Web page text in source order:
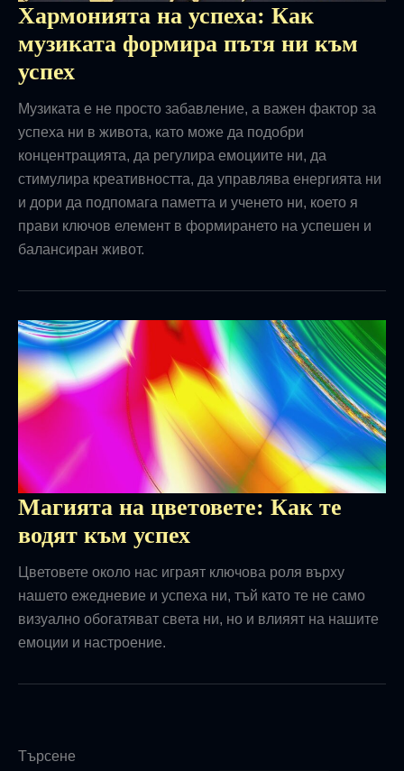
Хармонията на успеха: Как
музиката формира пътя ни към
успех
Музиката е не просто забавление, а важен фактор за
успеха ни в живота, като може да подобри
концентрацията, да регулира емоциите ни, да
стимулира креативността, да управлява енергията ни
и дори да подпомага паметта и ученето ни, което я
прави ключов елемент в формирането на успешен и
балансиран живот.
Магията на цветовете: Как те
водят към успех
Цветовете около нас играят ключова роля върху
нашето ежедневие и успеха ни, тъй като те не само
визуално обогатяват света ни, но и влияят на нашите
емоции и настроение.
Търсене